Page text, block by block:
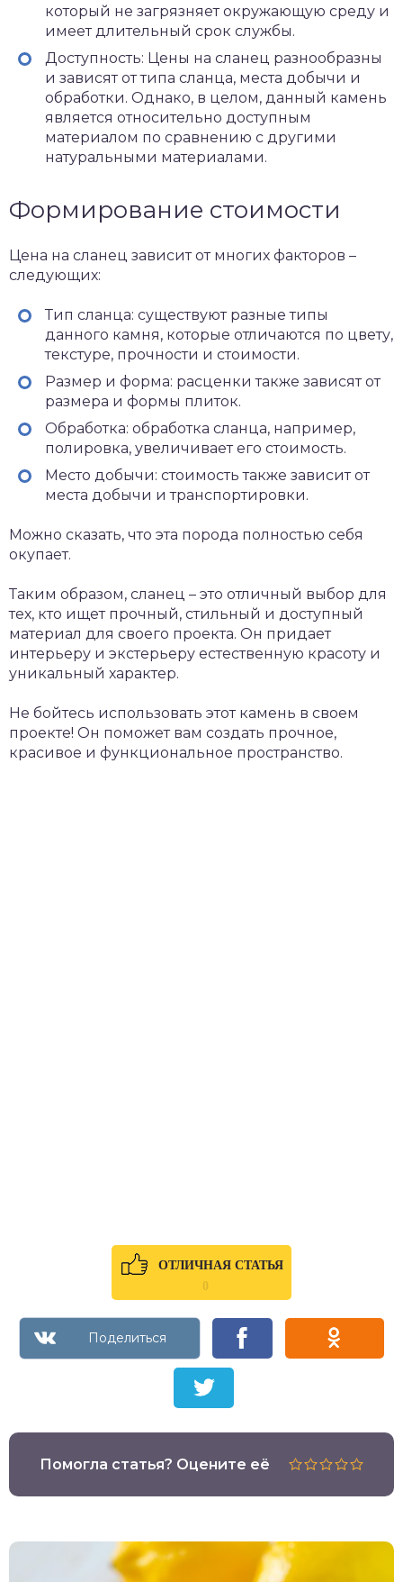
который не загрязняет окружающую среду и
имеет длительный срок службы.
Доступность: Цены на сланец разнообразны
и зависят от типа сланца, места добычи и
обработки. Однако, в целом, данный камень
является относительно доступным
материалом по сравнению с другими
натуральными материалами.
Формирование стоимости
Цена на сланец зависит от многих факторов –
следующих:
Тип сланца: существуют разные типы
данного камня, которые отличаются по цвету,
текстуре, прочности и стоимости.
Размер и форма: расценки также зависят от
размера и формы плиток.
Обработка: обработка сланца, например,
полировка, увеличивает его стоимость.
Место добычи: стоимость также зависит от
места добычи и транспортировки.
Можно сказать, что эта порода полностью себя
окупает.
Таким образом, сланец – это отличный выбор для
тех, кто ищет прочный, стильный и доступный
материал для своего проекта. Он придает
интерьеру и экстерьеру естественную красоту и
уникальный характер.
Не бойтесь использовать этот камень в своем
проекте! Он поможет вам создать прочное,
красивое и функциональное пространство.
ОТЛИЧНАЯ СТАТЬЯ
0
Помогла статья? Оцените её